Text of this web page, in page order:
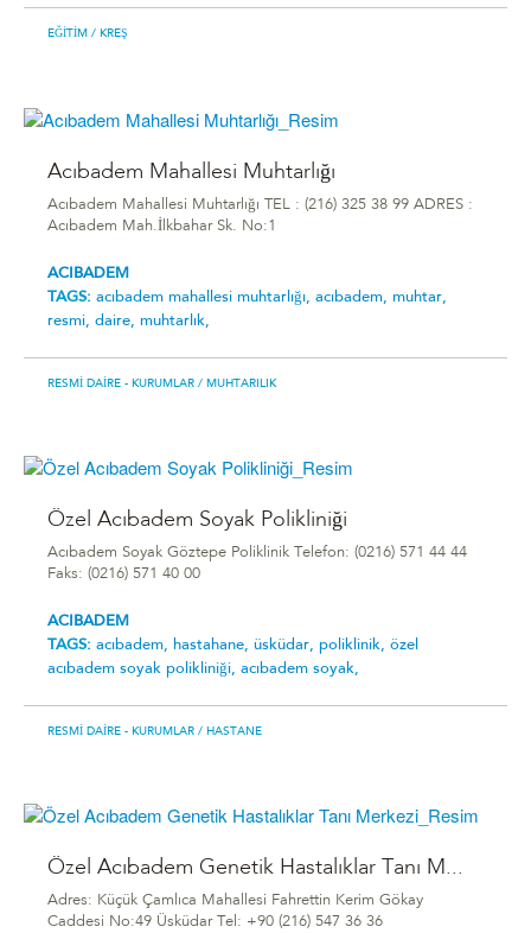
EĞITIM / KREŞ
Acıbadem Mahallesi Muhtarlığı
Acıbadem Mahallesi Muhtarlığı TEL : (216) 325 38 99 ADRES :
Acıbadem Mah.İlkbahar Sk. No:1
ACIBADEM
TAGS: acıbadem mahallesi muhtarlığı, acıbadem, muhtar,
resmi, daire, muhtarlık,
RESMI DAIRE - KURUMLAR / MUHTARILIK
Özel Acıbadem Soyak Polikliniği
Acıbadem Soyak Göztepe Poliklinik Telefon: (0216) 571 44 44
Faks: (0216) 571 40 00
ACIBADEM
TAGS: acıbadem, hastahane, üsküdar, poliklinik, özel
acıbadem soyak polikliniği, acıbadem soyak,
RESMI DAIRE - KURUMLAR / HASTANE
Özel Acıbadem Genetik Hastalıklar Tanı M...
Adres: Küçük Çamlıca Mahallesi Fahrettin Kerim Gökay
Caddesi No:49 Üsküdar Tel: +90 (216) 547 36 36